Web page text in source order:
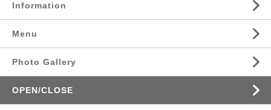
Information
Menu
Photo Gallery
OPEN/CLOSE